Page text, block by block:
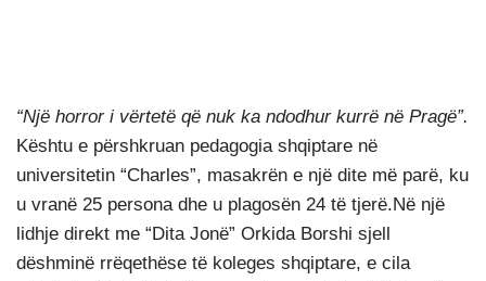
“Një horror i vërtetë që nuk ka ndodhur kurrë në Pragë”.
Kështu e përshkruan pedagogia shqiptare në
universitetin “Charles”, masakrën e një dite më parë, ku
u vranë 25 persona dhe u plagosën 24 të tjerë.Në një
lidhje direkt me “Dita Jonë” Orkida Borshi sjell
dëshminë rrëqethëse të koleges shqiptare, e cila